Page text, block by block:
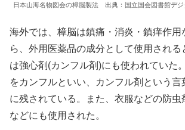
日本山海名物図会の樟脳製法 出典：国立国会図書館デジ
海外では、樟脳は鎮痛・消炎・鎮痒作用
ら、外用医薬品の成分として使用される
は強心剤(カンフル剤)にも使われていた
をカンフルといい、カンフル剤という
に残されている。また、衣服などの防虫
などにも使用された。